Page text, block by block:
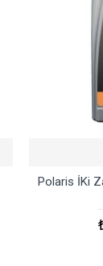
Polaris İKi